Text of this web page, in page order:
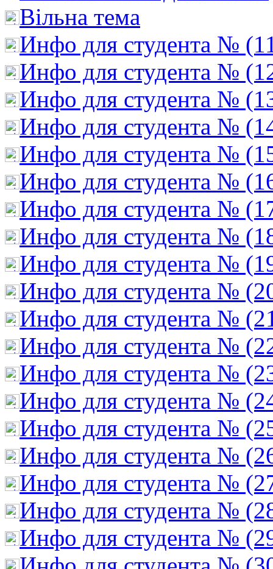
Вільна тема
Инфо для студента №
Инфо для студента №
Инфо для студента №
Инфо для студента №
Инфо для студента №
Инфо для студента №
Инфо для студента №
Инфо для студента №
Инфо для студента №
Инфо для студента №
Инфо для студента №
Инфо для студента №
Инфо для студента №
Инфо для студента №
Инфо для студента №
Инфо для студента №
Инфо для студента №
Инфо для студента №
Инфо для студента №